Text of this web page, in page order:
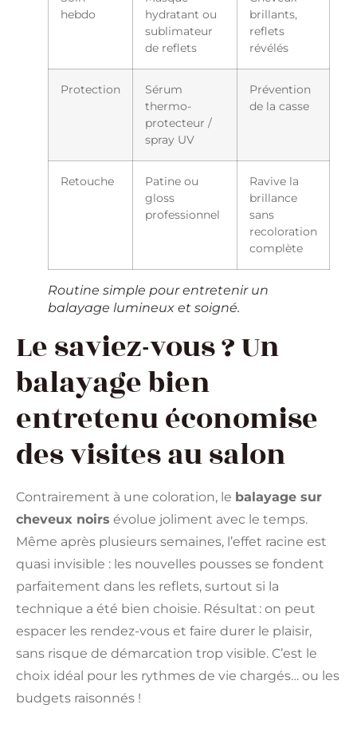
hebdo
hydratant ou
sublimateur
de reflets
brillants,
reflets
révélés
Protection
Sérum
thermo-
protecteur /
spray UV
Prévention
de la casse
Retouche
Patine ou
gloss
professionnel
Ravive la
brillance
sans
recoloration
complète
Routine simple pour entretenir un
balayage lumineux et soigné.
Le saviez-vous ? Un
balayage bien
entretenu économise
des visites au salon
Contrairement à une coloration, le balayage sur
cheveux noirs évolue joliment avec le temps.
Même après plusieurs semaines, l’effet racine est
quasi invisible : les nouvelles pousses se fondent
parfaitement dans les reflets, surtout si la
technique a été bien choisie. Résultat : on peut
espacer les rendez-vous et faire durer le plaisir,
sans risque de démarcation trop visible. C’est le
choix idéal pour les rythmes de vie chargés… ou les
budgets raisonnés !